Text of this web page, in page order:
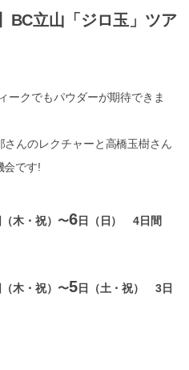
BC立山「ジロ玉」ツア
ークでもパウダーが期待できま
んのレクチャーと高橋玉樹さん
会です!
木・祝）〜6日（日） 4日間
木・祝）〜5日（土・祝） 3日